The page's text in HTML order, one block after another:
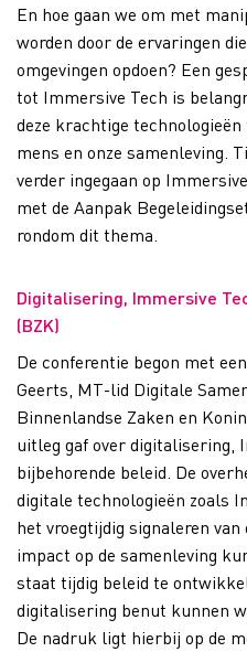
En hoe gaan we om met
worden door de ervaringen
omgevingen opdoen? Een
tot Immersive Tech is
deze krachtige technologieën
mens en onze samenleving.
verder ingegaan op
met de Aanpak
rondom dit thema.
Digitalisering, Immersive
(BZK)
De conferentie begon met
Geerts, MT-lid Digitale
Binnenlandse Zaken en
uitleg gaf over digitalisering,
bijbehorende beleid. De
digitale technologieën zoals
het vroegtijdig signaleren
impact op de samenleving
staat tijdig beleid te
digitalisering benut kunnen
De nadruk ligt hierbij op de